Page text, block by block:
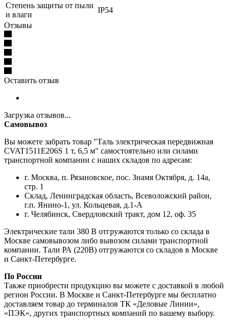
Степень защиты от пыли
и влаги
IP54
Отзывы
Оставить отзыв
Загрузка отзывов...
Самовывоз
Вы можете забрать товар "Таль электрическая передвижная
CVAT1511E206S 1 т, 6,5 м" самостоятельно или силами
транспортной компании с наших складов по адресам:
г. Москва, п. Рязановское, пос. Знамя Октября, д. 14а,
стр. 1
Склад, Ленинградская область, Всеволожский район,
г.п. Янино-1, ул. Кольцевая, д.1-А
г. Челябинск, Свердловский тракт, дом 12, оф. 35
Электрические тали 380 В отгружаются только со склада в
Москве самовывозом либо вывозом силами транспортной
компании. Тали РА (220В) отгружаются со складов в Москве
и Санкт-Петербурге.
По России
Также приобрести продукцию вы можете с доставкой в любой
регион России. В Москве и Санкт-Петербурге мы бесплатно
доставляем товар до терминалов ТК «Деловые Линии»,
«ПЭК», других транспортных компаний по вашему выбору.